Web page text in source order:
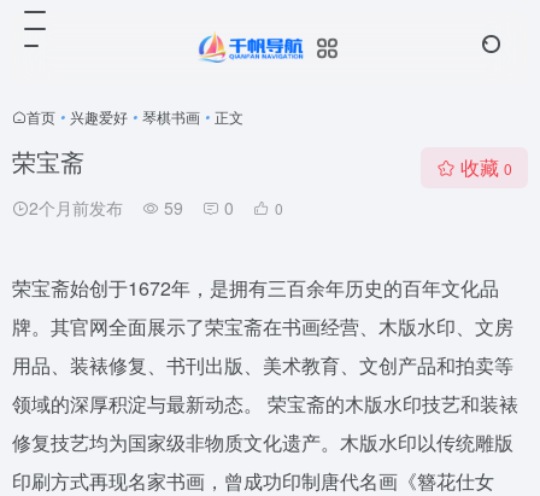
首页 • 兴趣爱好 • 琴棋书画 • 正文
荣宝斋
2个月前发布 59 0 0
收藏 0
荣宝斋始创于1672年，是拥有三百余年历史的百年文化品
牌。其官网全面展示了荣宝斋在书画经营、木版水印、文房
用品、装裱修复、书刊出版、美术教育、文创产品和拍卖等
领域的深厚积淀与最新动态。 荣宝斋的木版水印技艺和装裱
修复技艺均为国家级非物质文化遗产。木版水印以传统雕版
印刷方式再现名家书画，曾成功印制唐代名画《簪花仕女